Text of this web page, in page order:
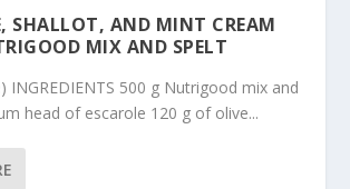
SHALLOT, AND MINT CREAM
MIX AND SPELT
INGREDIENTS 500 g Nutrigood mix and
head of escarole 120 g of olive...